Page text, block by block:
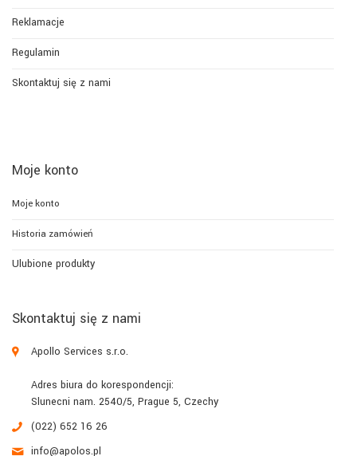
Reklamacje
Regulamin
Skontaktuj się z nami
Moje konto
Moje konto
Historia zamówień
Ulubione produkty
Skontaktuj się z nami
Apollo Services s.r.o.
Adres biura do korespondencji:
Slunecni nam. 2540/5, Prague 5, Czechy
(022) 652 16 26
info@apolos.pl